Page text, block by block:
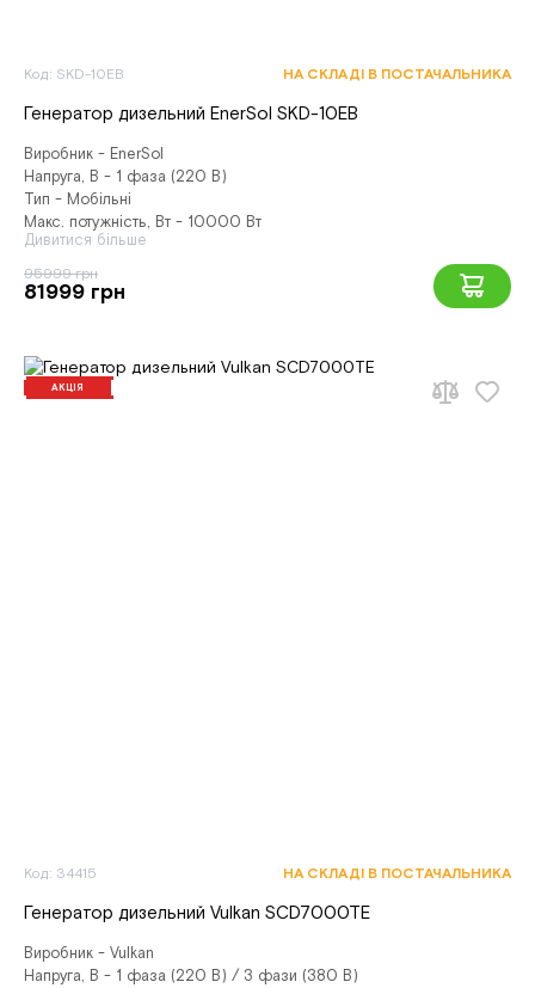
Код: SKD-10EB НА СКЛАДІ В ПОСТАЧАЛЬНИКА
Генератор дизельний EnerSol SKD-10EB
Виробник - EnerSol
Напруга, В - 1 фаза (220 В)
Тип - Мобільні
Макс. потужність, Вт - 10000 Вт
Дивитися більше
95999 грн
81999 грн
АКЦІЯ
Код: 34415 НА СКЛАДІ В ПОСТАЧАЛЬНИКА
Генератор дизельний Vulkan SCD7000TЕ
Виробник - Vulkan
Напруга, В - 1 фаза (220 В) / 3 фази (380 В)